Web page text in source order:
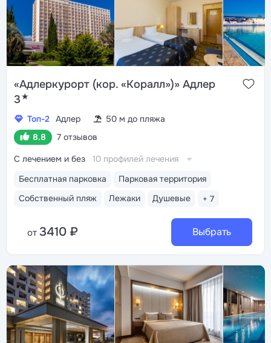
«Адлеркурорт (кор. «Коралл»)» Адлер
3★
Топ-2 Адлер
50 м до пляжа
8.8
7 отзывов
Бесплатная парковка
Парковая территория
Собственный пляж
Лежаки Душевые + 7
С лечением и без 10 профилей лечения
от 3410 ₽ Выбрать